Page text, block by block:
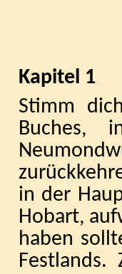
Kapitel 1
Stimm
Buches,
in der
Hobart,
haben